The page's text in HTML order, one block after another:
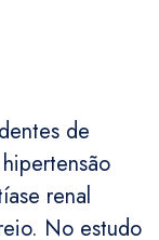
de
renal
No estudo